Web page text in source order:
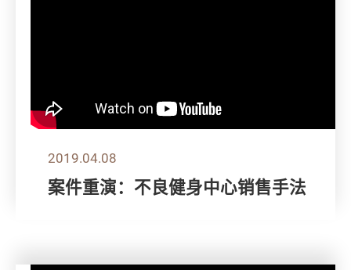
2019.04.08
案件重演：不良健身中心销售手法